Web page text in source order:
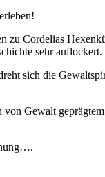
zu Cordelias
sehr auflockert.
sich die
Gewalt